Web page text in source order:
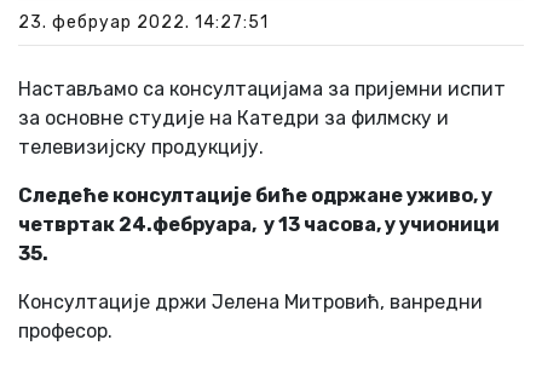
23. фебруар 2022. 14:27:51
Настављамо са консултацијама за пријемни испит
за основне студије на Катедри за филмску и
телевизијску продукцију.
Следеће консултације биће одржане уживо, у
четвртак 24.фебруара, у 13 часова, у учионици
35.
Консултације држи Јелена Митровић, ванредни
професор.